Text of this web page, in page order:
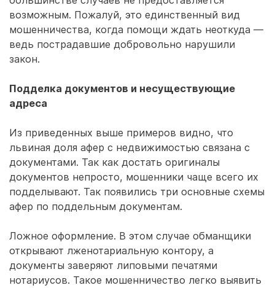
возможным. Пожалуй, это единственный вид
мошенничества, когда помощи ждать неоткуда —
ведь пострадавшие добровольно нарушили
закон.
Подделка документов и несуществующие
адреса
Из приведенных выше примеров видно, что
львиная доля афер с недвижимостью связана с
документами. Так как достать оригиналы
документов непросто, мошенники чаще всего их
подделывают. Так появились три основные схемы
афер по поддельным документам.
Ложное оформление. В этом случае обманщики
открывают лженотариальную контору, а
документы заверяют липовыми печатями
нотариусов. Такое мошенничество легко выявить